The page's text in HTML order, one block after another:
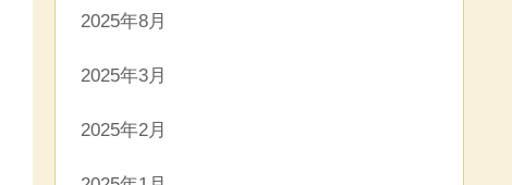
2025年8月
2025年3月
2025年2月